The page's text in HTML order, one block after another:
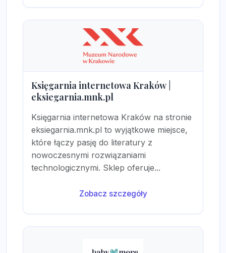
Księgarnia internetowa Kraków |
eksiegarnia.mnk.pl
Księgarnia internetowa Kraków na stronie
eksiegarnia.mnk.pl to wyjątkowe miejsce,
które łączy pasję do literatury z
nowoczesnymi rozwiązaniami
technologicznymi. Sklep oferuje...
Zobacz szczegóły